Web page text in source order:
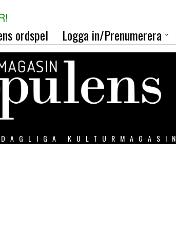
ordspel Logga in/Prenumerera
KULTURMAGASIN